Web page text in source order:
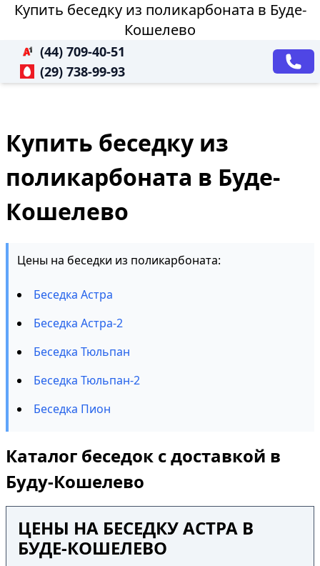
Купить беседку из поликарбоната в Буде-
Кошелево
(44) 709-40-51
(29) 738-99-93
Купить беседку из
поликарбоната в Буде-
Кошелево
Цены на беседки из поликарбоната:
Беседка Астра
Беседка Астра-2
Беседка Тюльпан
Беседка Тюльпан-2
Беседка Пион
Каталог беседок с доставкой в
Буду-Кошелево
ЦЕНЫ НА БЕСЕДКУ АСТРА В
БУДЕ-КОШЕЛЕВО